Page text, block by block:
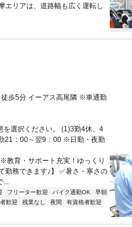
リアは、道路幅も広く運転し
歩5分 イーアス高尾隣 ※車通勤
を選択ください。 (1)3勤4休、4
21：00～翌9：00 ※日勤・夜勤
教育・サポート充実！ゆっくり
勤務できます♪】 ✅暑さ・寒さの
...
フリーター歓迎 バイク通勤OK
早朝
歓迎 残業なし 夜間
有資格者歓迎